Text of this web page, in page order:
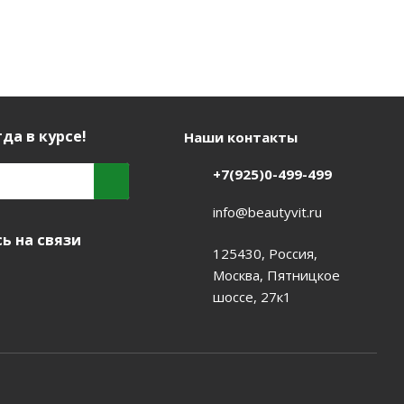
в курсе!
на связи
Наши контакты
+7(925)0-499-499
info@beautyvit.ru
125430, Россия,
Москва, Пятницкое
шоссе, 27к1